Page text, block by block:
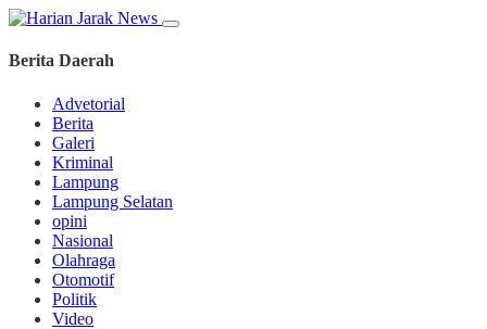
Berita Daerah
Advetorial
Berita
Galeri
Kriminal
Lampung
Lampung Selatan
opini
Nasional
Olahraga
Otomotif
Politik
Video